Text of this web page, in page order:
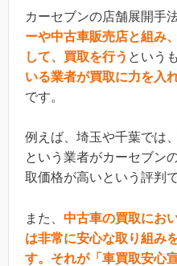
カーセブンの店舗展開手法
ーや中古車販売店と組み
して、買取を行う という
いる業者が買取に力を入
です。
例えば、埼玉や千葉では
という業者がカーセブン
取価格が高いという評判で
また、 中古車の買取にお
は非常に安心な取り組み
す。それが「車買取安心宣